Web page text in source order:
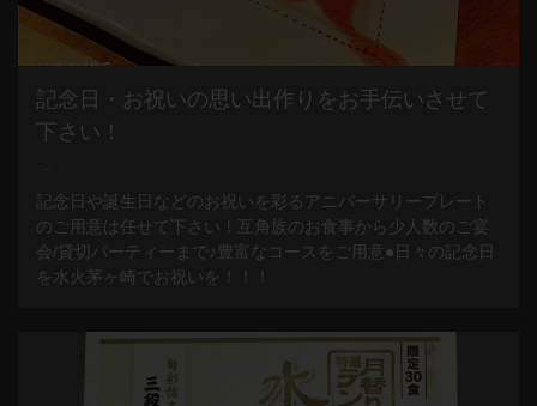
記念日・お祝いの思い出作りをお手伝いさせて
下さい！
－
記念日や誕生日などのお祝いを彩るアニバーサリープレート
のご用意は任せて下さい！互角族のお食事から少人数のご宴
会/貸切パーティーまで♪豊富なコースをご用意●日々の記念日
を水火茅ヶ崎でお祝いを！！！